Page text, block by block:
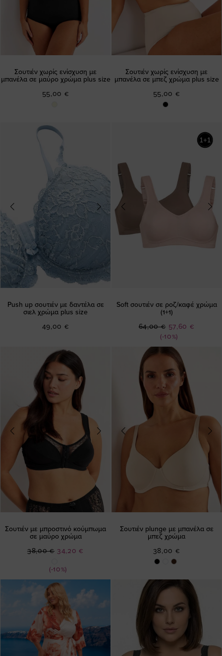
Σουτιέν χωρίς ενίσχυση με
μπανέλα σε μαύρο χρώμα plus size
55,00 €
Σουτιέν χωρίς ενίσχυση με
μπανέλα σε μπεζ χρώμα plus size
55,00 €
Push up σουτιέν με δαντέλα σε
σιελ χρώμα plus size
49,00 €
Soft σουτιέν σε ροζ/καφέ χρώμα
(1+1)
(-10%)
Ειδική
Τιμή
57,60 €
64,00 €
Σουτιέν με μπροστινό κούμπωμα
σε μαύρο χρώμα
(-10%)
Ειδική
34,20 €
38,00 €
Σουτιέν plunge με μπανέλα σε
μπεζ χρώμα
38,00 €